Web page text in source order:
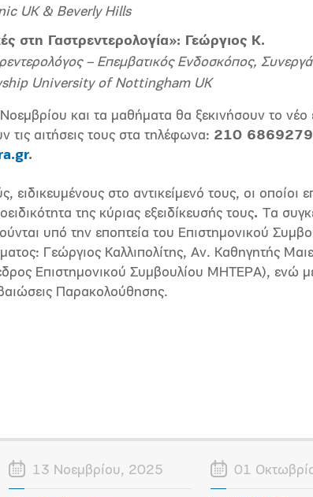
UK & Beverly Hills
στη Γαστρεντερολογία»: Γεώργιος Κ.
– Επεμβατικός Ενδοσκόπος,
University of Nottingham UK
και τα μαθήματα θα ξεκινήσουν το νέο
αιτήσεις τους στα τηλέφωνα: 210
.
στο αντικείμενό τους, οι οποίοι
της κύριας εξειδίκευσής τους. Τα
υπό την εποπτεία του Επιστημονικού
Γεώργιος Καλλιπολίτης, Aν. Καθηγητής
Επιστημονικού Συμβουλίου ΜΗΤΕΡΑ), ενώ
Παρακολούθησης.
13 Νοεμβρίου, 2025 01